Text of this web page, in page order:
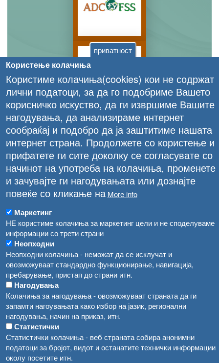
приватност
Користење колачиња
Користиме колачиња(cookies) кои не содржат
лични податоци, за да го подобриме Вашето
корисничко искуство, да ги извршиме Вашите
нагодувања, да анализираме интернет
сообраќај и подобро да ја заштитиме нашата
интернет страна. Продолжете со користење и
прифатете ги сите доколку се согласувате со
начинот на употреба на колачиња, променете
и зачувајте ги нагодувањата или дознајте
повеќе со кликање на More info
Маркетинг
НЕ користиме колачиња за маркетинг цели и не споделуваме
информации со трети страни
Неопходни
Неопходни колачиња - неможат да се исклучат и
овозможуваат стандардно функционирање, навигација,
пребарување, пристап до страни итн.
Нагодувања
Колачиња за нагодувања - овозможуваат страната да ги
запамти нагоувањата како избор на јазик, регионални
нагодувања, начин на приказ, итн.
Статистички
Статистички колачиња - веб страната собира анонимни
податоци за бројот, видот и останатите технички информации
околу посетите итн.
ПОДОБРЕНА КОНТРОЛА НА БОЛЕСТИ КАЈ
ЖИВОТНИТЕ И ИМПЛЕМЕНТАЦИЈА НА
СИСТЕМОТ ЗА БЕЗБЕДНОСТ НА ХРАНА